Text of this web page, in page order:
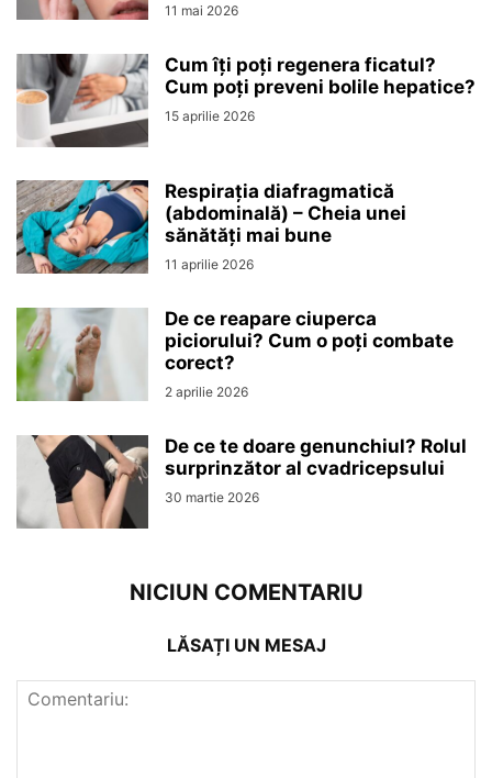
11 mai 2026
Cum îți poți regenera ficatul?
Cum poți preveni bolile hepatice?
15 aprilie 2026
Respirația diafragmatică
(abdominală) – Cheia unei
sănătăți mai bune
11 aprilie 2026
De ce reapare ciuperca
piciorului? Cum o poți combate
corect?
2 aprilie 2026
De ce te doare genunchiul? Rolul
surprinzător al cvadricepsului
30 martie 2026
NICIUN COMENTARIU
LĂSAȚI UN MESAJ